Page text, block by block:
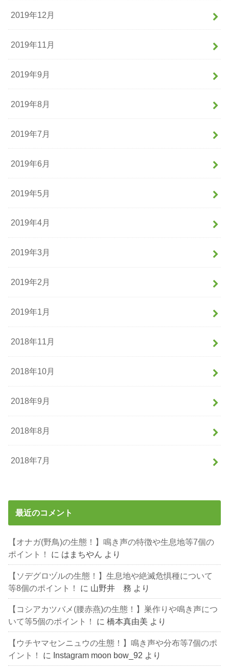
2019年12月
2019年11月
2019年9月
2019年8月
2019年7月
2019年6月
2019年5月
2019年4月
2019年3月
2019年2月
2019年1月
2018年11月
2018年10月
2018年9月
2018年8月
2018年7月
最近のコメント
【オナガ(野鳥)の生態！】鳴き声の特徴や生息地等7個の
ポイント！
に はまちやん より
【ソデグロヅルの生態！】生息地や絶滅危惧種について
等8個のポイント！
に 山野井 務 より
【コシアカツバメ(腰赤燕)の生態！】巣作りや鳴き声につ
いて等5個のポイント！
に橋本真由美 より
【ウチヤマセンニュウの生態！】鳴き声や分布等7個のポ
イント！
に Instagram moon bow_92 より